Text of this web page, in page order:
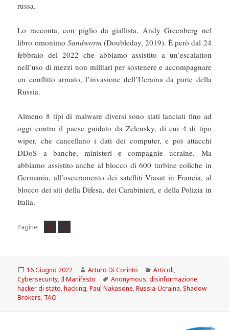
russa.
Lo racconta, con piglio da giallista, Andy Greenberg nel
libro omonimo Sandworm(Doubleday, 2019). È però dal 24
febbraio del 2022 che abbiamo assistito a un’escalation
nell’uso di mezzi non militari per sostenere e accompagnare
un conflitto armato, l’invasione dell’Ucraina da parte della
Russia.
Almeno 8 tipi di malware diversi sono stati lanciati fino ad
oggi contro il paese guidato da Zelensky, di cui 4 di tipo
wiper, che cancellano i dati dei computer, e poi attacchi
DDoS a banche, ministeri e compagnie ucraine. Ma
abbiamo assistito anche al blocco di 600 turbine eoliche in
Germania, all’oscuramento dei satelliti Viasat in Francia, al
blocco dei siti della Difesa, dei Carabinieri, e della Polizia in
Italia.
Pagine: Pagina
1 ,
Pagina
2
Scritto
il
16 Giugno 2022 Autore
Arturo Di Corinto Categorie
Articoli,
Cybersecurity,Il Manifesto Tag
Anonymous,disinformazione,
hacker di stato,hacking,Paul Nakasone,Russia-Ucraina,Shadow
Brokers, TAO